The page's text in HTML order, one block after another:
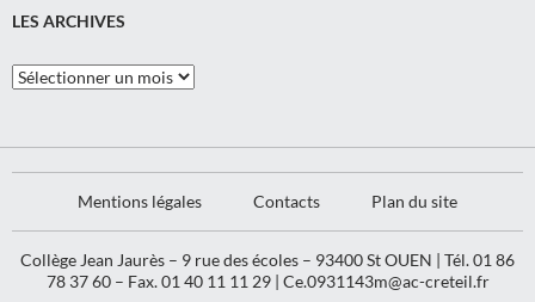
LES ARCHIVES
Les
Archives
Mentions légales Contacts Plan du site
Collège Jean Jaurès – 9 rue des écoles – 93400 St OUEN | Tél. 01 86
78 37 60 – Fax. 01 40 11 11 29 | Ce.0931143m@ac-creteil.fr